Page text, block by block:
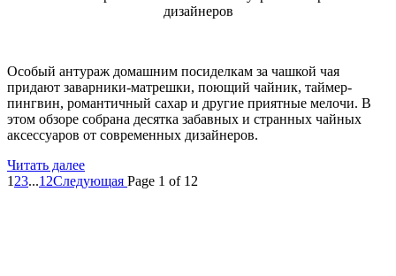
дизайнеров
Особый антураж домашним посиделкам за чашкой чая
придают заварники-матрешки, поющий чайник, таймер-
пингвин, романтичный сахар и другие приятные мелочи. В
этом обзоре собрана десятка забавных и странных чайных
аксессуаров от современных дизайнеров.
Читать далее
1 23...12Следующая Page 1 of 12